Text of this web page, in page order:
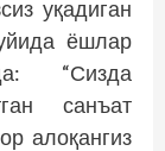
уқадиган
ёшлар
“Сизда
санъат
алоқангиз